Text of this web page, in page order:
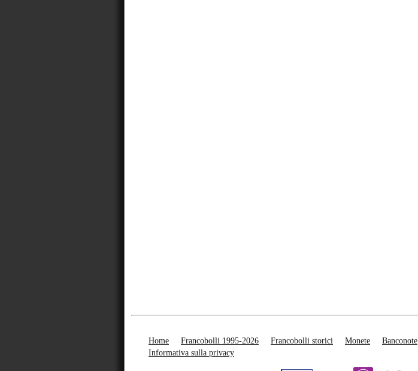
Home Francobolli 1995-2026 Francobolli storici Monete Banconote
Informativa sulla privacy